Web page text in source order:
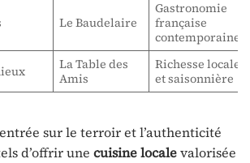
Le Baudelaire
Gastronomie
française
contemporaine
La Table des
Amis
Richesse locale
et saisonnière
sur le terroir et l’authenticité
d’offrir une cuisine localevalorisée